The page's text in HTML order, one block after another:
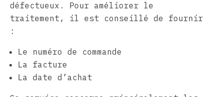
défectueux. Pour améliorer le
traitement, il est conseillé de fournir
:
Le numéro de commande
La facture
La date d’achat